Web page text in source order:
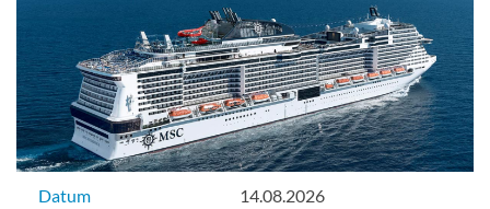
Datum
14.08.2026